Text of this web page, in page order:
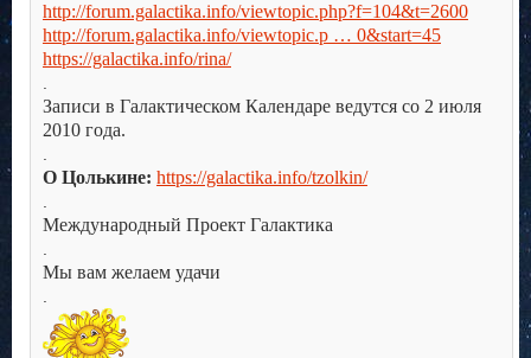
http://forum.galactika.info/viewtopic.php?f=104&t=2600
http://forum.galactika.info/viewtopic.p … 0&start=45
https://galactika.info/rina/
Записи в Галактическом Календаре ведутся со 2 июля
2010 года.
О Цолькине: https://galactika.info/tzolkin/
Международный Проект Галактика
Мы вам желаем удачи